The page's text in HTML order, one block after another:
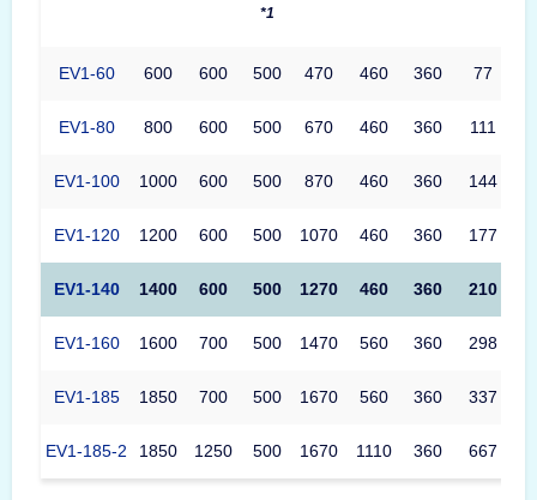
*1
EV1-60 600 600 500 470 460 360 77
EV1-80 800 600 500 670 460 360 111
EV1-100 1000 600 500 870 460 360 144
EV1-120 1200 600 500 1070 460 360 177
EV1-140 1400 600 500 1270 460 360 210
EV1-160 1600 700 500 1470 560 360 298
EV1-185 1850 700 500 1670 560 360 337
EV1-185-2 1850 1250 500 1670 1110 360 667